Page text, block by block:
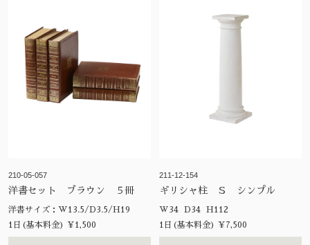
210-05-057
洋書セット ブラウン ５冊
洋書サイズ：W13.5/D3.5/H19
1日(基本料金) ¥1,500
211-12-154
ギリシャ柱 Ｓ シンプル
W34 D34 H112
1日(基本料金) ¥7,500